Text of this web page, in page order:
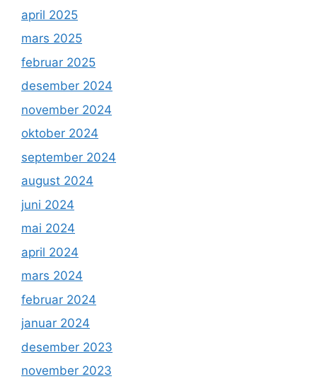
april 2025
mars 2025
februar 2025
desember 2024
november 2024
oktober 2024
september 2024
august 2024
juni 2024
mai 2024
april 2024
mars 2024
februar 2024
januar 2024
desember 2023
november 2023